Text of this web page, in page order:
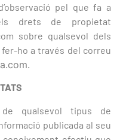
pel que fa a
drets de propietat
sobre qualsevol dels
ho a través del correu
de qualsevol tipus de
publicada al seu